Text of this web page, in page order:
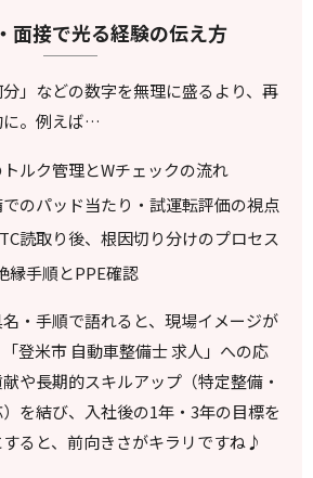
面接で光る経験の伝え方
」などの数字を無理に盛るより、再
に。例えば…
ルク管理とWチェックの流れ
のパッド当たり・試運転評価の視点
読取り後、根因切り分けのプロセス
縁手順とPPE確認
・手順で語れると、現場イメージが
登米市 自動車整備士 求人」への応
や長期的スキルアップ（特定整備・
を結び、入社後の1年・3年の目標を
ると、前向きさがキラリですね♪